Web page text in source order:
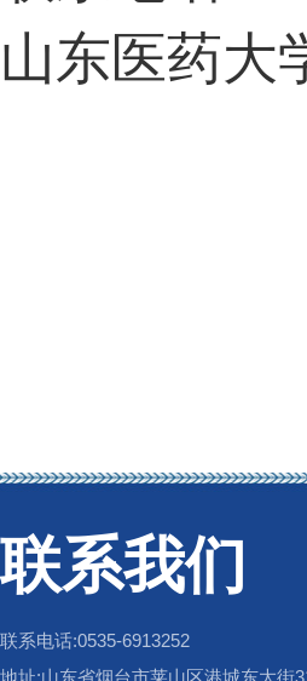
山东医药大
联系我们
联系电话:0535-6913252
地址:山东省烟台市莱山区港城东大街